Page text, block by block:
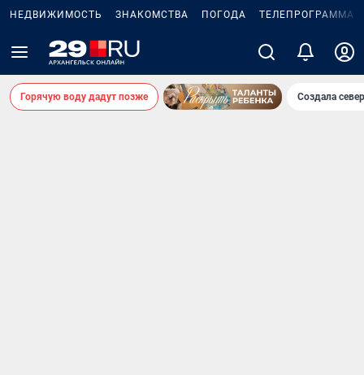
НЕДВИЖИМОСТЬ ЗНАКОМСТВА ПОГОДА ТЕЛЕПРОГРАММА
Горячую воду дадут позже Создала